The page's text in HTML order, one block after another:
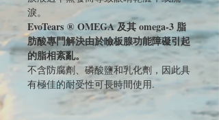
淚。
EvoTears ® OMEGA 及其 omega-3 脂
肪酸專門解決由於瞼板腺功能障礙引起
的脂相紊亂。
不含防腐劑、磷酸鹽和乳化劑，因此具
有極佳的耐受性可長時間使用.